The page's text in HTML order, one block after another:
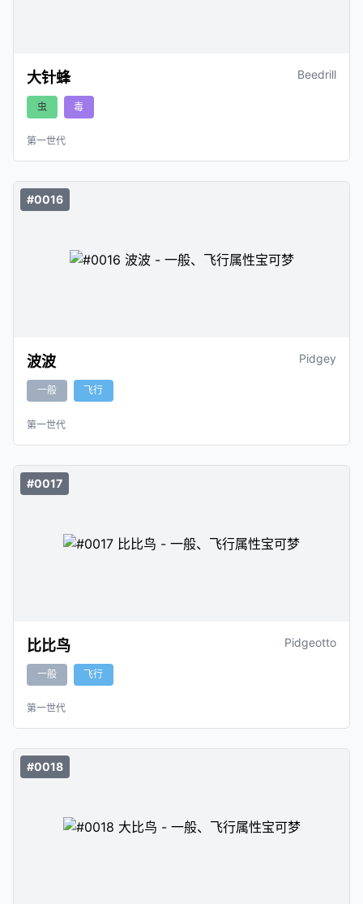
大针蜂 Beedrill
虫 毒
第一世代
#0016
波波 Pidgey
一般 飞行
第一世代
#0017
比比鸟 Pidgeotto
一般 飞行
第一世代
#0018